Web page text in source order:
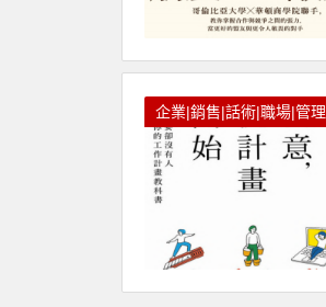
企業|銷售|話術|職場|管理